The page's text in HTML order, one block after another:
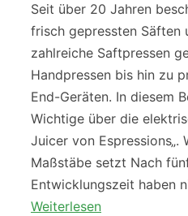
Seit über 20 Jahren
frisch gepressten Säften
zahlreiche Saftpressen
Handpressen bis hin zu
End-Geräten. In diesem
Wichtige über die
Juicer von Espressions„.
Maßstäbe setzt Nach
Entwicklungszeit haben
Weiterlesen